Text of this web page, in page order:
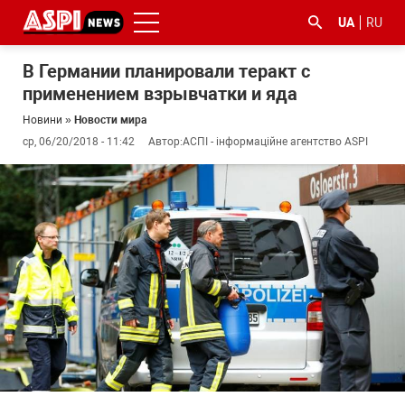
UA RU
В Германии планировали теракт с
применением взрывчатки и яда
Новини » Новости мира
ср, 06/20/2018 - 11:42
Автор:АСПІ - інформаційне агентство ASPI
#ООС
#боротьба
з
корупцією
#ДФС #Київ #коронавірус